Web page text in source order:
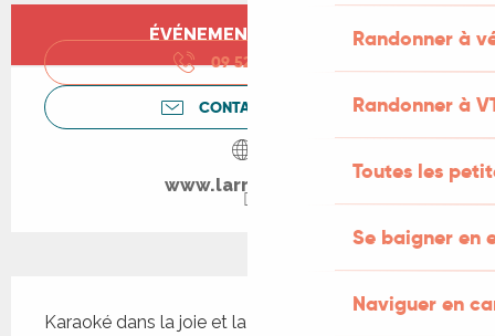
Randonner à
Randonner à
Toutes les
Se baigner en
Naviguer en
Ouverture et coordonnées
ÉVÉNEMENT TERMINÉ
09 52 25 07
CONTACTEZ-NOUS
www.larrosoir.org
Karaoké dans la joie et la bonne humeur, avec